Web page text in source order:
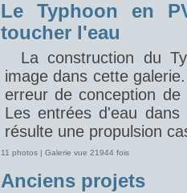
Le Typhoon en
toucher l'eau
La construction du
image dans cette
erreur de conception
Les entrées d'eau
résulte une propulsion
11 photos | Galerie vue 21944 fois
Anciens projets